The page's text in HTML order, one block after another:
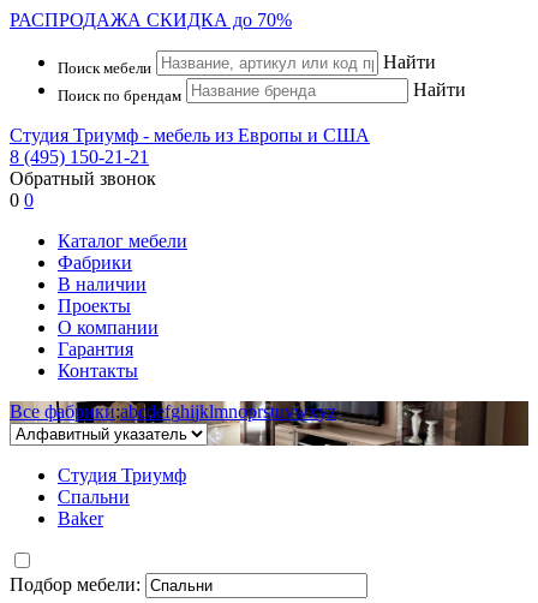
РАСПРОДАЖА СКИДКА до 70%
Поиск мебели Найти
Поиск по брендам Найти
Студия Триумф - мебель из Европы и США
8 (495) 150-21-21
Обратный звонок
0 0
Каталог мебели
Фабрики
В наличии
Проекты
О компании
Гарантия
Контакты
Все фабрики:abcdefghijklmnoprstuvwxyz
Студия Триумф
Спальни
Baker
Подбор мебели: